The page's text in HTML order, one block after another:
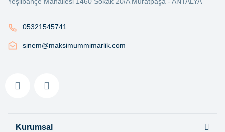
Yeşilbahçe Mahallesi 1460 Sokak 20/A Muratpaşa - ANTALYA
05321545741
sinem@maksimummimarlik.com
Kurumsal